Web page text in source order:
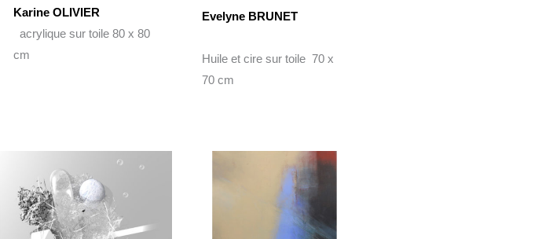
Karine OLIVIER
acrylique sur toile 80 x 80
cm
Evelyne BRUNET
Huile et cire sur toile 70 x
70 cm